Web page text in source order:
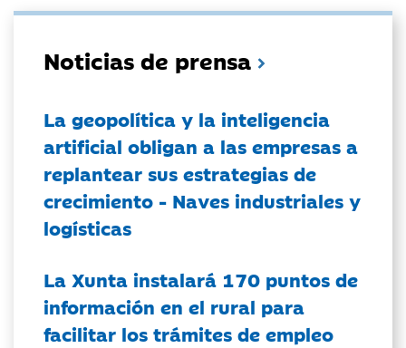
Noticias de prensa
La geopolítica y la inteligencia
artificial obligan a las empresas a
replantear sus estrategias de
crecimiento - Naves industriales y
logísticas
La Xunta instalará 170 puntos de
información en el rural para
facilitar los trámites de empleo